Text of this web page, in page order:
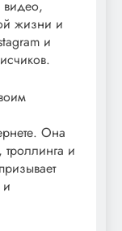
видео,
жизни и
и
Она
троллинга и